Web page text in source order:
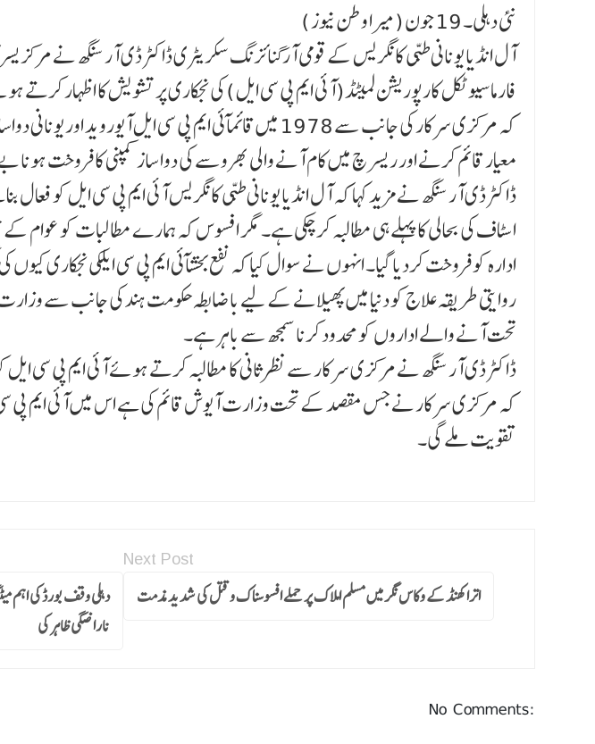
نئی دہلی۔ 19 جون (میرا وطن نیوز )
آل انڈیا یونانی طبّی کانگریس کے قومی آرگنائزنگ سکریٹری ڈاکٹر ڈی آر سنگھ نے
فارماسیوٹکل کارپوریشن لمیٹڈ(آئی ایم پی سی ایل ) کی نجکاری پر تشویش کا اظہار کرتے
کہ مرکزی سرکار کی جانب سے 1978 میں قائمآئی ایم پی سی ایل
معیار قائم کرنے اور ریسرچ میں کام آنے والی بھروسے کی دوا ساز کمپنی کا فروخت
ڈاکٹر ڈی آر سنگھ نے مزید کہا کہ آل انڈیا یونانی طبّی کانگریس آئی ایم پی سی ایل کو فعال
اسٹاف کی بحالی کا پہلے ہی مطالبہ کرچکی ہے۔ مگر افسوس کہ ہمارے مطالبات کو عوام
ادارہ کو فروخت کردیا گیا۔ انہوں نے سوال کیا کہ نفع بخشآئی ایم پی سی ایلکی نجکاری
روایتی طریقہ علاج کو دنیا میں پھیلانے کے لیے باضابطہ حکومت ہند کی جانب سے
تحت آنے والے اداروں کو محدود کرنا سمجھ سے باہر ہے۔
ڈاکٹر ڈی آر سنگھ نے مرکزی سرکار سے نظرثانی کا مطالبہ کرتے ہوئے آئی ایم پی سی ایل کو
کہ مرکزی سرکار نے جس مقصد کے تحت وزارت آیوش قائم کی ہے اس میں آئی ایم پی سی
تقویت ملے گی۔
دہلی وقف بورڈ کی اہم
ناراضگی ظاہر کی
Next Post
اترا کھنڈ کے وکاس نگر میں مسلم املاک پر حملے افسوسناک و قتل کی شدید مذمت
No Comments: